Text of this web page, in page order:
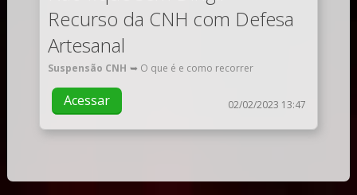
Recurso da CNH com Defesa
Artesanal
Suspensão CNH ➥ O que é e como recorrer
Acessar 02/02/2023 13:47